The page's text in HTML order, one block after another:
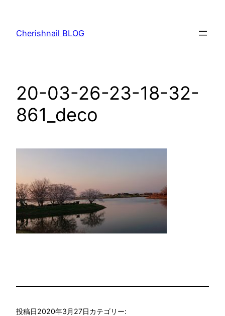
Cherishnail BLOG
20-03-26-23-18-32-
861_deco
投稿日2020年3月27日カテゴリー: